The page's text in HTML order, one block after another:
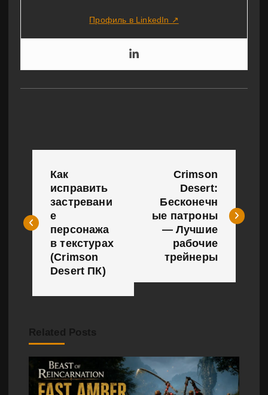
Профиль в LinkedIn ↗
в
и
и
я
Как
исправить
застревани
е
персонажа
в текстурах
(Crimson
Desert ПК)
Crimson
Desert:
Бесконечн
ые патроны
— Лучшие
рабочие
трейнеры
Related Posts